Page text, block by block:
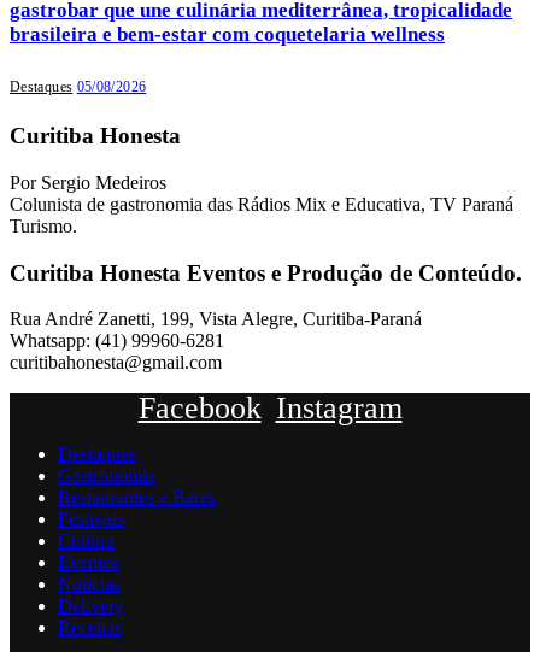
gastrobar que une culinária mediterrânea, tropicalidade
brasileira e bem-estar com coquetelaria wellness
Destaques 05/08/2026
Curitiba Honesta
Por Sergio Medeiros
Colunista de gastronomia das Rádios Mix e Educativa, TV Paraná
Turismo.
Curitiba Honesta Eventos e Produção de Conteúdo.
Rua André Zanetti, 199, Vista Alegre, Curitiba-Paraná
Whatsapp: (41) 99960-6281
curitibahonesta@gmail.com
Facebook Instagram
Destaques
Gastronomia
Restaurantes e Bares
Festivais
Cultura
Eventos
Notícias
Delivery
Receitas